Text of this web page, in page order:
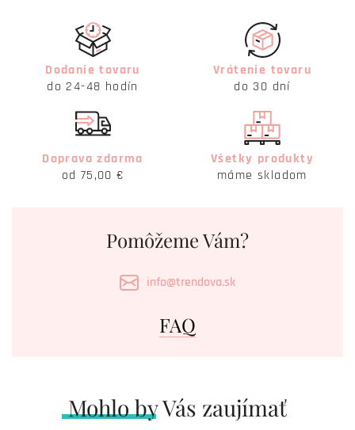
Dodanie tovaru
do 24-48 hodín
Vrátenie tovaru
do 30 dní
Doprava zdarma
od 75,00 €
Všetky produkty
máme skladom
Pomôžeme Vám?
info@trendova.sk
FAQ
Mohlo by Vás zaujímať